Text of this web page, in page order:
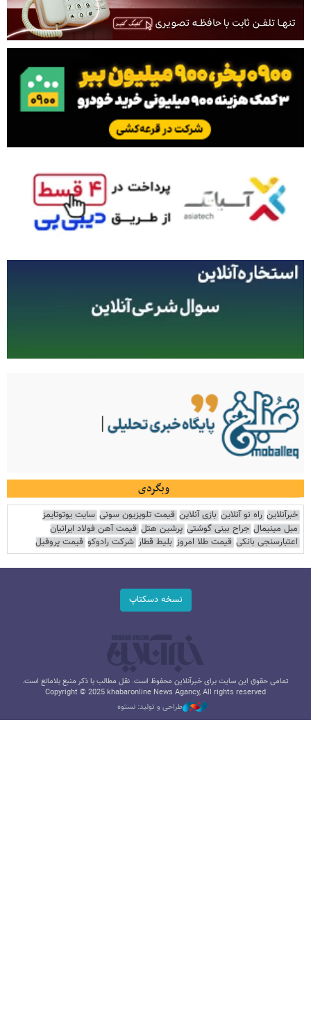
وبگردی
خبرآنلاین راه نو آنلاین بازی آنلاین قیمت تلویزیون سونی سایت یوتوتایمز
مبل مینیمال جراح بینی گوشتی پرشین هتل قیمت آهن فولاد ایرانیان
اعتبارسنجی بانکی قیمت طلا امروز بلیط قطار شرکت رادوکو قیمت پروفیل
نسخه دسکتاپ
تمامی حقوق این سایت برای خبرآنلاین محفوظ است. نقل مطالب با ذکر منبع بلامانع است.
Copyright © 2025 khabaronline News Agancy, All rights reserved
طراحی و تولید: نستوه